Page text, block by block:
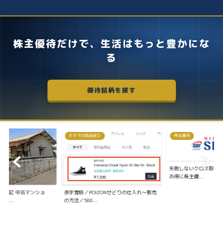
株主優待だけで、生活はもっと豊かにな
る
優待銘柄を探す
日記 中古マンショ
く...
おすすめ商品紹介
赤字覚悟／POIZONせどりの仕入れ〜販売
の方法／500...
株主優待
失敗しないクロス取引
お得に株主優...